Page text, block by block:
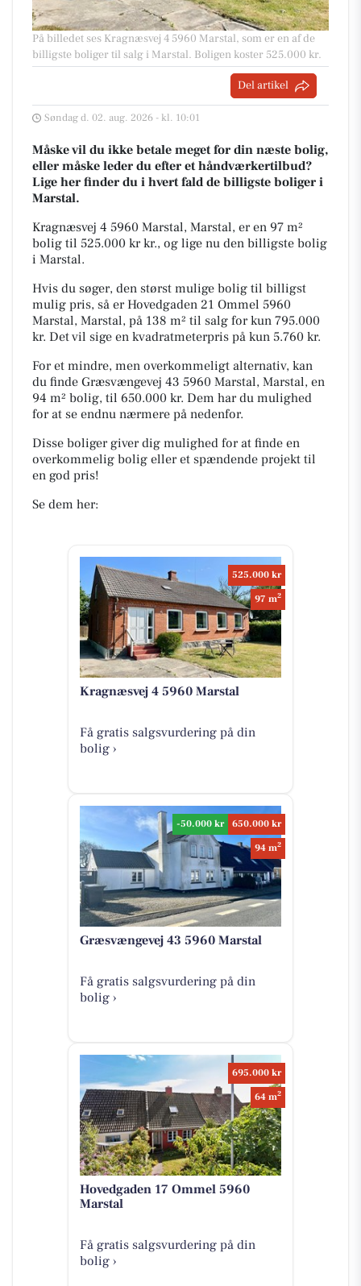
På billedet ses Kragnæsvej 4 5960 Marstal, som er en af de
billigste boliger til salg i Marstal. Boligen koster 525.000 kr.
Del artikel
Søndag d. 02. aug. 2026 - kl. 10:01
Måske vil du ikke betale meget for din næste bolig,
eller måske leder du efter et håndværkertilbud?
Lige her finder du i hvert fald de billigste boliger i
Marstal.
Kragnæsvej 4 5960 Marstal, Marstal, er en 97 m²
bolig til 525.000 kr kr., og lige nu den billigste bolig
i Marstal.
Hvis du søger, den størst mulige bolig til billigst
mulig pris, så er Hovedgaden 21 Ommel 5960
Marstal, Marstal, på 138 m² til salg for kun 795.000
kr. Det vil sige en kvadratmeterpris på kun 5.760 kr.
For et mindre, men overkommeligt alternativ, kan
du finde Græsvængevej 43 5960 Marstal, Marstal, en
94 m² bolig, til 650.000 kr. Dem har du mulighed
for at se endnu nærmere på nedenfor.
Disse boliger giver dig mulighed for at finde en
overkommelig bolig eller et spændende projekt til
en god pris!
Se dem her:
525.000 kr
97 m2
Kragnæsvej 4 5960 Marstal
Få gratis salgsvurdering på din
bolig ›
-50.000 kr
650.000 kr
94 m2
Græsvængevej 43 5960 Marstal
Få gratis salgsvurdering på din
bolig ›
695.000 kr
64 m2
Hovedgaden 17 Ommel 5960
Marstal
Få gratis salgsvurdering på din
bolig ›